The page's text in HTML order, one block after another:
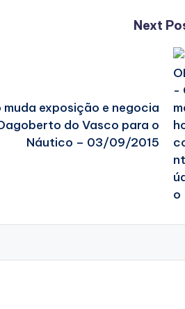
Next
muda exposição e negocia
do Vasco para o
Náutico – 03/09/2015